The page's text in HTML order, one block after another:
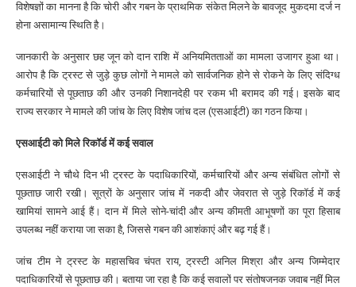
विशेषज्ञों का मानना है कि चोरी और गबन के प्राथमिक संकेत मिलने के बावजूद मुकदमा दर्ज न
होना असामान्य स्थिति है।
जानकारी के अनुसार छह जून को दान राशि में अनियमितताओं का मामला उजागर हुआ था।
आरोप है कि ट्रस्ट से जुड़े कुछ लोगों ने मामले को सार्वजनिक होने से रोकने के लिए संदिग्ध
कर्मचारियों से पूछताछ की और उनकी निशानदेही पर रकम भी बरामद की गई। इसके बाद
राज्य सरकार ने मामले की जांच के लिए विशेष जांच दल (एसआईटी) का गठन किया।
एसआईटी को मिले रिकॉर्ड में कई सवाल
एसआईटी ने चौथे दिन भी ट्रस्ट के पदाधिकारियों, कर्मचारियों और अन्य संबंधित लोगों से
पूछताछ जारी रखी। सूत्रों के अनुसार जांच में नकदी और जेवरात से जुड़े रिकॉर्ड में कई
खामियां सामने आई हैं। दान में मिले सोने-चांदी और अन्य कीमती आभूषणों का पूरा हिसाब
उपलब्ध नहीं कराया जा सका है, जिससे गबन की आशंकाएं और बढ़ गई हैं।
जांच टीम ने ट्रस्ट के महासचिव चंपत राय, ट्रस्टी अनिल मिश्रा और अन्य जिम्मेदार
पदाधिकारियों से पूछताछ की। बताया जा रहा है कि कई सवालों पर संतोषजनक जवाब नहीं मिल